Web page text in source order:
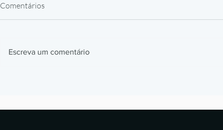
Comentários
Escreva um comentário